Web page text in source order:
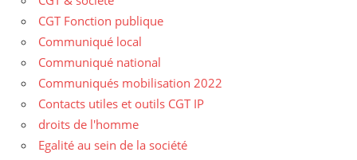
CGT Fonction publique
Communiqué local
Communiqué national
Communiqués mobilisation 2022
Contacts utiles et outils CGT IP
droits de l'homme
Egalité au sein de la société